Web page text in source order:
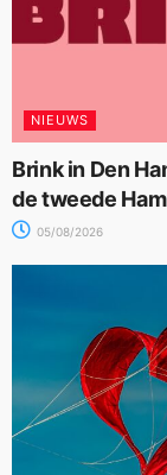
NIEUWS
Brink in Den
de tweede
05/08/2026